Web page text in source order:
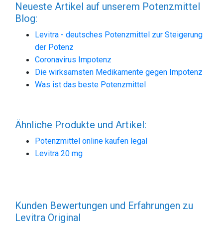
Neueste Artikel auf unserem Potenzmittel
Blog:
Levitra - deutsches Potenzmittel zur Steigerung
der Potenz
Coronavirus Impotenz
Die wirksamsten Medikamente gegen Impotenz
Was ist das beste Potenzmittel
Ähnliche Produkte und Artikel:
Potenzmittel online kaufen legal
Levitra 20 mg
Kunden Bewertungen und Erfahrungen zu
Levitra Original